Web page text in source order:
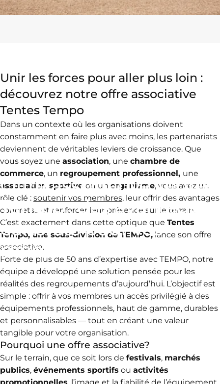
Offreassociative Tentes
Tempo:desavantages
concretspourvos
membres
07 avril, 2026 parIsabelle Vallee
Unir les forces pour aller plus loin :
découvrez notre offre associative
Tentes Tempo
Dans un contexte où les organisations doivent
constamment en faire plus avec moins, les partenariats
deviennent de véritables leviers de croissance. Que
vous soyez une association, une chambre de
commerce, un regroupement professionnel, une
association sportive ou un organisme, vous avez un
rôle clé : soutenir vos membres, leur offrir des avantages
concrets… et renforcer leur présence sur le terrain.
C’est exactement dans cette optique que Tentes
Tempo, une sous-division de TEMPO, lance son offre
associative.
Forte de plus de 50 ans d’expertise avec TEMPO, notre
équipe a développé une solution pensée pour les
réalités des regroupements d’aujourd’hui. L’objectif est
simple : offrir à vos membres un accès privilégié à des
équipements professionnels, haut de gamme, durables
et personnalisables — tout en créant une valeur
tangible pour votre organisation.
Pourquoi une offre associative?
Sur le terrain, que ce soit lors de festivals, marchés
publics, événements sportifs ou activités
promotionnelles, l’image et la fiabilité de l’équipement